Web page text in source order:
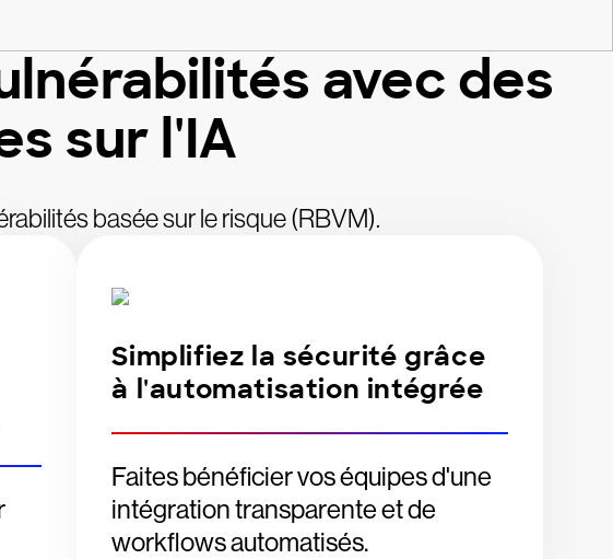
avec des
sur l'IA
basée sur le risque (RBVM).
Simplifiez la sécurité grâce
à l'automatisation intégrée
Faites bénéficier vos équipes d'une
intégration transparente et de
workflows automatisés.